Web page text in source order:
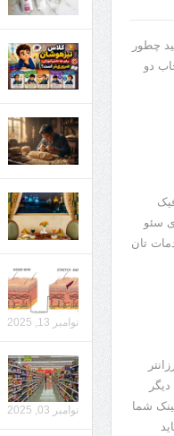
چطور
دو
سئو
تان
شما
نوامبر 13, 2025
نوامبر 03, 2025